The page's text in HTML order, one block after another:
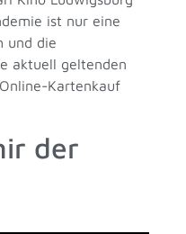
ist nur eine
und die
aktuell geltenden
Kartenkauf
der